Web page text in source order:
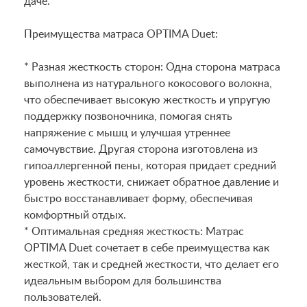
Преимущества матраса OPTIMA Duet:
* Разная жесткость сторон: Одна сторона матраса
выполнена из натурального кокосового волокна,
что обеспечивает высокую жесткость и упругую
поддержку позвоночника, помогая снять
напряжение с мышц и улучшая утреннее
самочувствие. Другая сторона изготовлена из
гипоаллергенной пены, которая придает средний
уровень жесткости, снижает обратное давление и
быстро восстанавливает форму, обеспечивая
комфортный отдых.
* Оптимальная средняя жесткость: Матрас
OPTIMA Duet сочетает в себе преимущества как
жесткой, так и средней жесткости, что делает его
идеальным выбором для большинства
пользователей.